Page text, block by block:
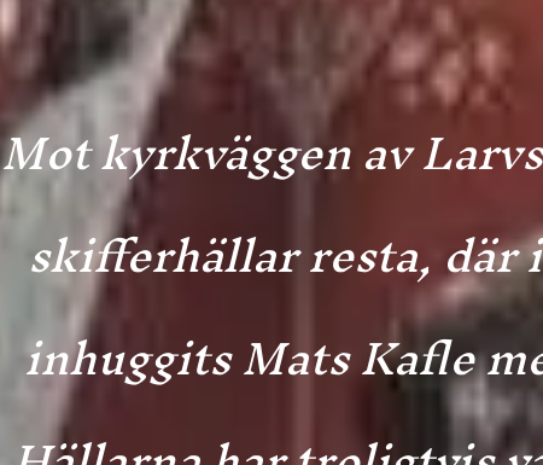
Mot kyrkväggen av
skifferhällar resta,
inhuggits Mats Kafle